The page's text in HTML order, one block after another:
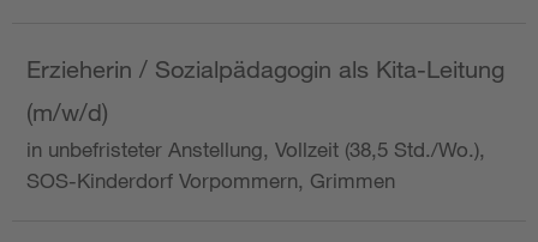
Erzieherin / Sozialpädagogin als Kita-Leitung
(m/w/d)
in unbefristeter Anstellung, Vollzeit (38,5 Std./Wo.),
SOS-Kinderdorf Vorpommern, Grimmen